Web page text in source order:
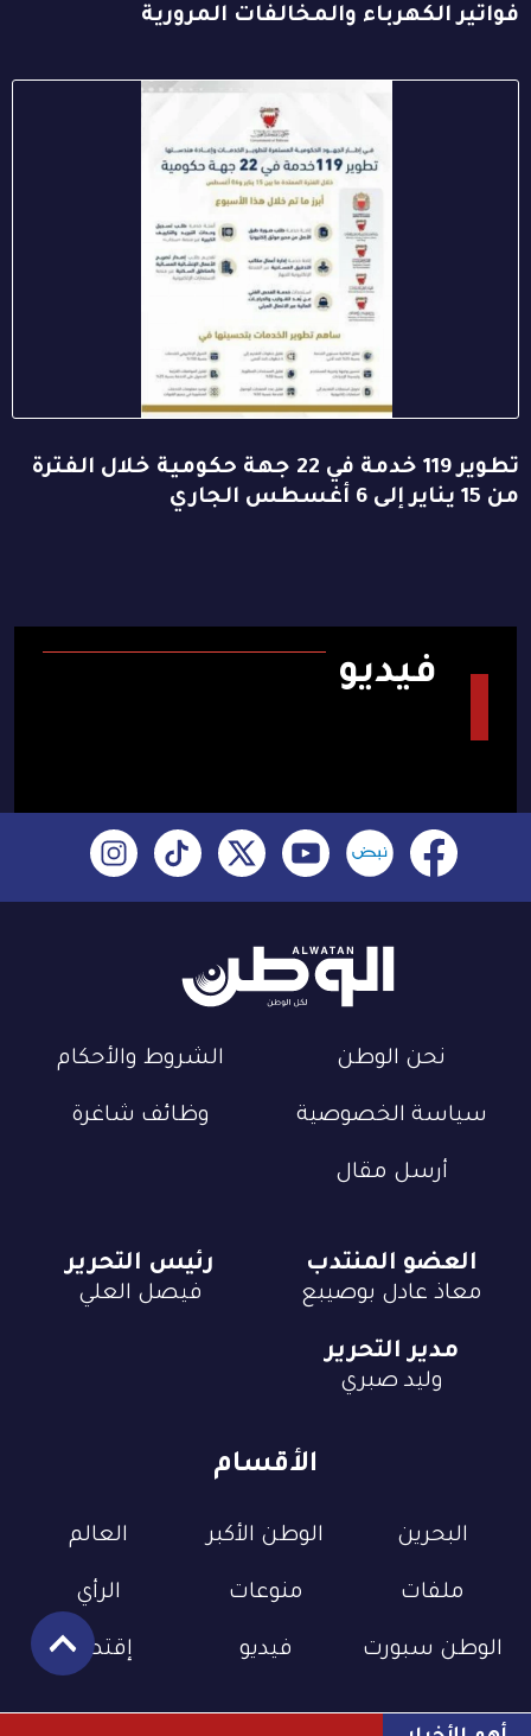
فواتير الكهرباء والمخالفات المرورية
تطوير 119 خدمة في 22 جهة حكومية خلال الفترة
من 15 يناير إلى 6 أغسطس الجاري
فيديو
نحن الوطن الشروط والأحكام
سياسة الخصوصية وظائف شاغرة
أرسل مقال
الأقسام
البحرين الوطن الأكبر العالم
ملفات منوعات الرأي
الوطن سبورت فيديو إقتصاد
العضو المنتدب
معاذ عادل بوصيبع
رئيس التحرير
فيصل العلي
مدير التحرير
وليد صبري